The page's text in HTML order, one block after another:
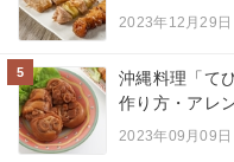
2023年12月29日
5
沖縄料理「て
作り方・アレ
2023年09月09日